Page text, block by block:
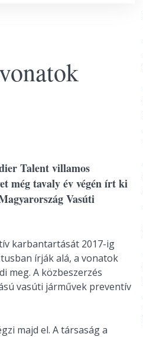
Talent villamos
még tavaly év végén írt ki
Vasúti
karbantartását 2017-ig
írják alá, a vonatok
meg. A közbeszerzés
vasúti járművek preventív
majd el. A társaság a